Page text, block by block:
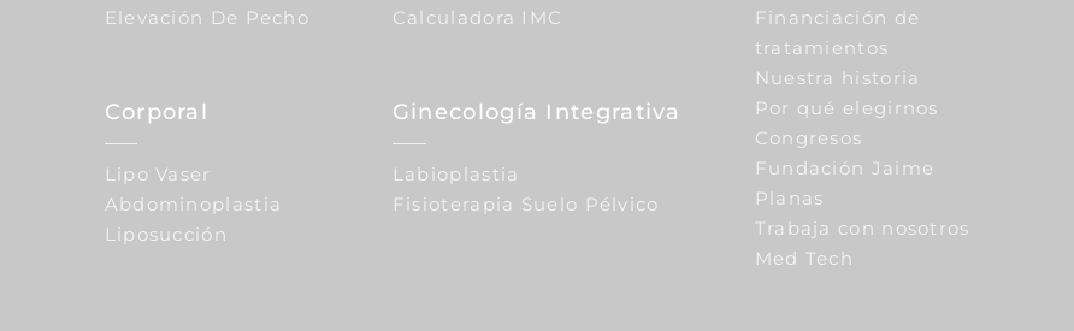
Elevación De Pecho
Corporal
Lipo Vaser
Abdominoplastia
Liposucción
Calculadora IMC
Ginecología Integrativa
Labioplastia
Fisioterapia Suelo Pélvico
Financiación de
tratamientos
Nuestra historia
Por qué elegirnos
Congresos
Fundación Jaime
Planas
Trabaja con nosotros
Med Tech